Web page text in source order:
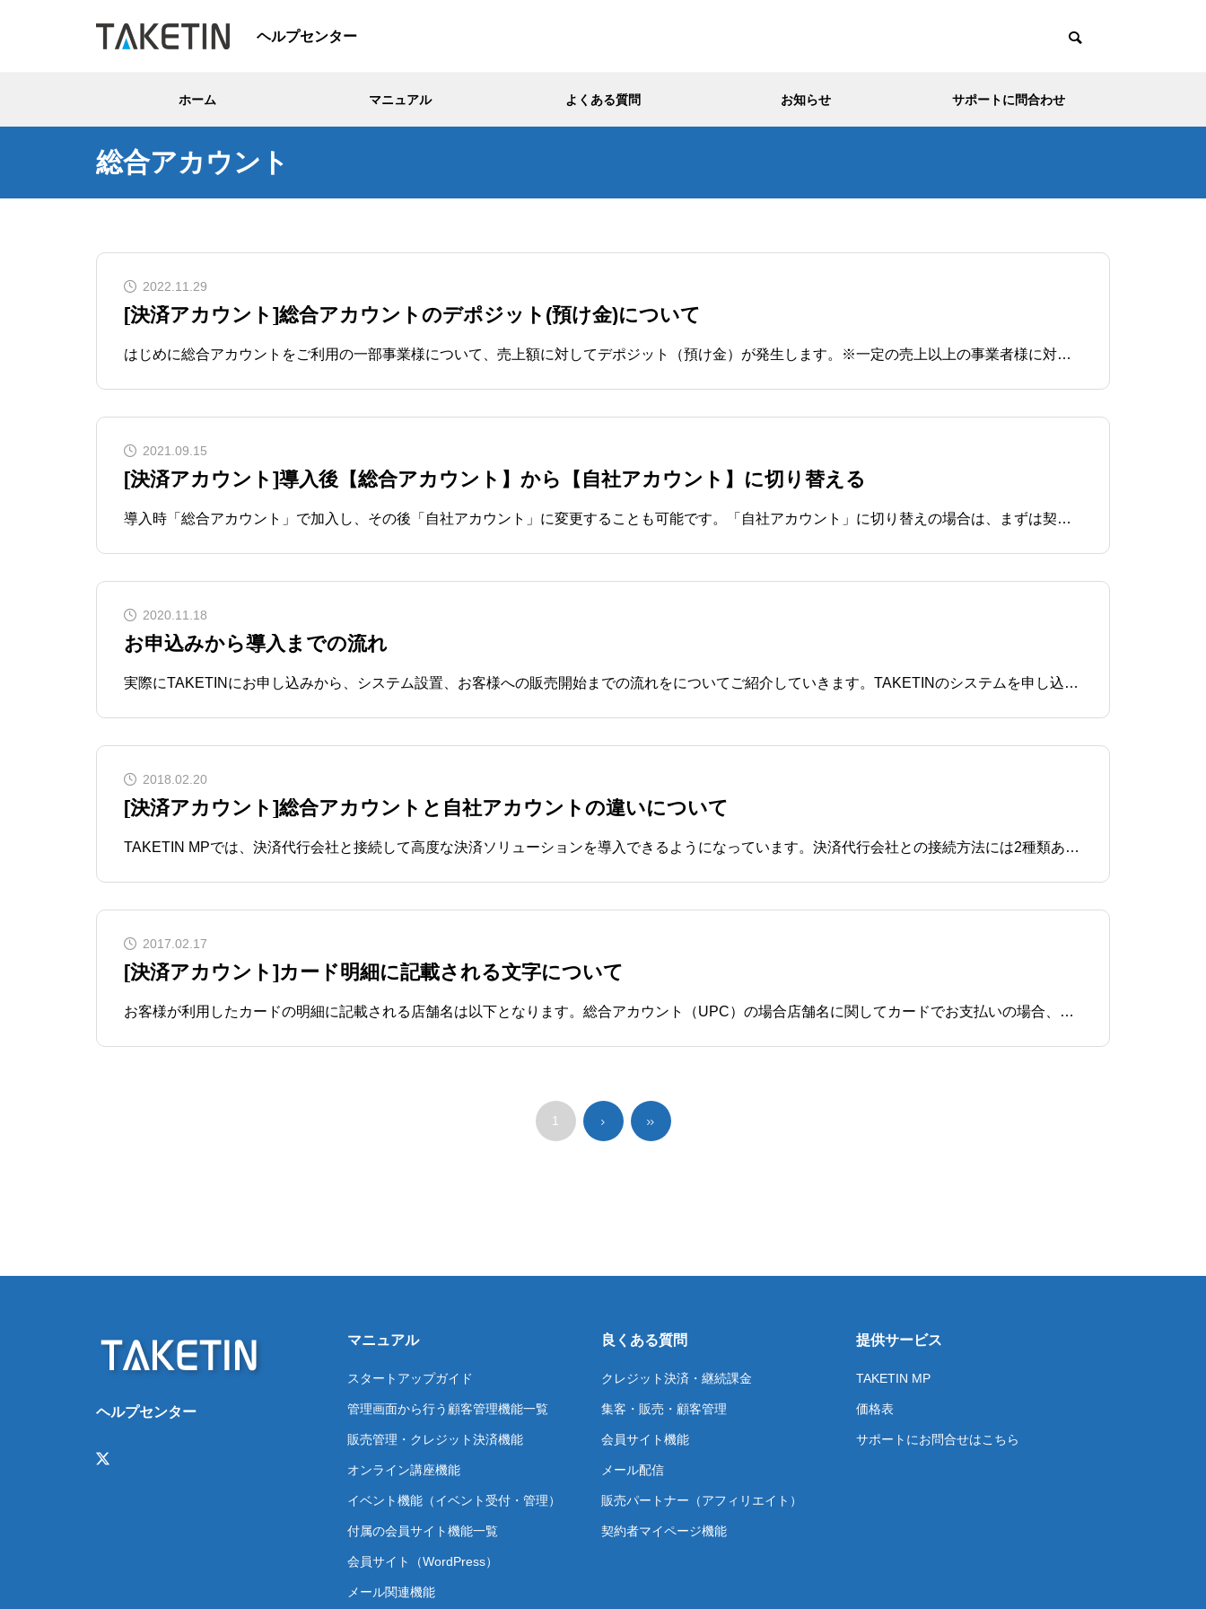
ヘルプセンター
ホーム マニュアル よくある質問 お知らせ サポートに問合わせ
総合アカウント
2022.11.29
[決済アカウント]総合アカウントのデポジット(預け金)について
はじめに総合アカウントをご利用の一部事業様について、売上額に対してデポジット（預け金）が発生します。※一定の売上以上の事業者様に対して、弊社サポートよりお声がけさせていただきます。デポジット（預け金）は、設定された預け期間を経過した後にお支払いとなります。総合アカウント加盟店
2021.09.15
[決済アカウント]導入後【総合アカウント】から【自社アカウント】に切り替える
導入時「総合アカウント」で加入し、その後「自社アカウント」に変更することも可能です。「自社アカウント」に切り替えの場合は、まずは契約先の決済会社の審査がございます。価格についてはこちらをご覧ください。審査後つなぎ込みを行いますが、一つご注意したい点がございます。「総合アカウント」
2020.11.18
お申込みから導入までの流れ
実際にTAKETINにお申し込みから、システム設置、お客様への販売開始までの流れをについてご紹介していきます。TAKETINのシステムを申し込むまずはTAKETINのシステムを申し込みます。利用プランの変更はアップグレードはどのタイミングでも可能で、ダウングレード
2018.02.20
[決済アカウント]総合アカウントと自社アカウントの違いについて
TAKETIN MPでは、決済代行会社と接続して高度な決済ソリューションを導入できるようになっています。決済代行会社との接続方法には2種類あり選択でき、この方法について解説していきます。総合アカウント（TAKETINプラン）総合アカウントの特徴 弊社のアカウントを使いクレジ
2017.02.17
[決済アカウント]カード明細に記載される文字について
お客様が利用したカードの明細に記載される店舗名は以下となります。総合アカウント（UPC）の場合店舗名に関してカードでお支払いの場合、明細には下記のように明記されます。Visa/Master：「TAKETIN」JCB：「P.V_PIAO」※利用されるカード会社によっては、上
1
マニュアル
スタートアップガイド
管理画面から行う顧客管理機能一覧
販売管理・クレジット決済機能
オンライン講座機能
イベント機能（イベント受付・管理）
付属の会員サイト機能一覧
会員サイト（WordPress）
メール関連機能
良くある質問
クレジット決済・継続課金
集客・販売・顧客管理
会員サイト機能
メール配信
販売パートナー（アフィリエイト）
契約者マイページ機能
提供サービス
TAKETIN MP
価格表
サポートにお問合せはこちら
ヘルプセンター